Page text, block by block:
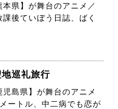
本県】が舞台のアニメ／
後ていぼう日誌、ばく
巡礼旅行
児島県】が舞台のアニメ
ートル、中二病でも恋が